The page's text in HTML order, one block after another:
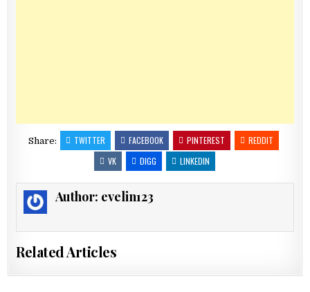
Share: TWITTER FACEBOOK PINTEREST
REDDIT
VK
DIGG LINKEDIN
Author: evelin123
Related Articles